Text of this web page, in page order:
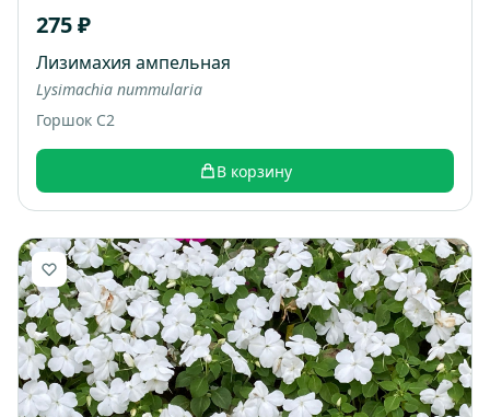
275 ₽
Лизимахия ампельная
Lysimachia nummularia
Горшок С2
В корзину